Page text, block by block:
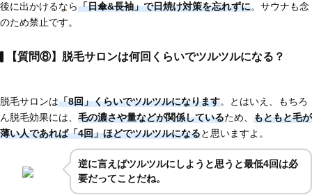
後に出かけるなら「日傘&長袖」で日焼け対策を忘れずに。サウナも念
のため禁止です。
【質問⑧】脱毛サロンは何回くらいでツルツルになる？
脱毛サロンは「8回」くらいでツルツルになります。とはいえ、もちろ
ん脱毛効果には、 毛の濃さや量などが関係しているため、 もともと毛が
薄い人であれば「4回」ほどでツルツルになると思いますよ。
逆に言えばツルツルにしようと思うと最低4回は必
要だってことだね。